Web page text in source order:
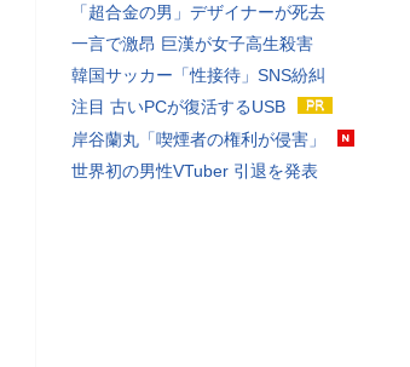
「超合金の男」デザイナーが死去
一言で激昂 巨漢が女子高生殺害
韓国サッカー「性接待」SNS紛糾
注目 古いPCが復活するUSB
岸谷蘭丸「喫煙者の権利が侵害」
世界初の男性VTuber 引退を発表